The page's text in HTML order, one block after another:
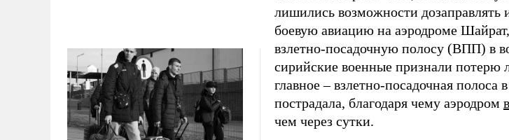
лишились возможности дозаправлять
боевую авиацию на аэродроме
взлетно-посадочную полосу (ВПП) в
сирийские военные признали потерю
главное – взлетно-посадочная полоса
пострадала, благодаря чему аэродром
чем через сутки.